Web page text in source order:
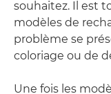
souhaitez. Il est
modèles de
problème se
coloriage ou de
Une fois les